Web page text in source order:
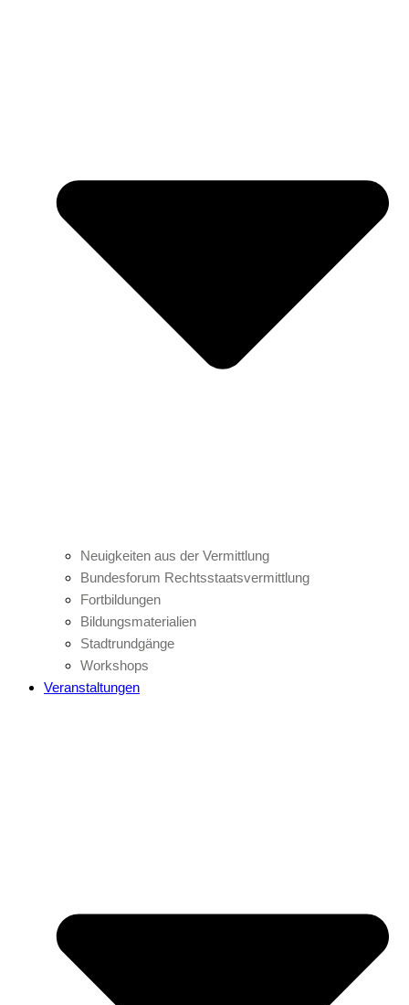
Neuigkeiten aus der Vermittlung
Bundesforum Rechtsstaatsvermittlung
Fortbildungen
Bildungsmaterialien
Stadtrundgänge
Workshops
Veranstaltungen